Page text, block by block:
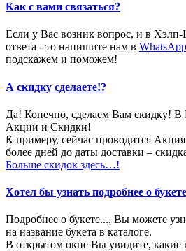
Как с вами связаться?
Если у Вас возник вопрос, и в
ответа - то напишите нам в WhatsApp
подскажем и поможем!
А скидку сделаете!?
Да! Конечно, сделаем Вам скидку! В
Акции и Скидки!
К примеру, сейчас проводится
более дней до даты доставки –
Больше скидок здесь…!
Хотел бы узнать подробнее о
Подробнее о букете..., Вы можете
на название букета в каталоге.
В открытом окне Вы увидите, какие